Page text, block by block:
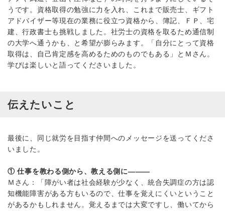
うです。資格取得の勉強に力を入れ、これまで販売士、ギフト
アドバイザー等現在の業務に役立つ資格から、簿記、ＦＰ、宅
建、行政書士も挑戦しました。社労士の資格を取るため通信制
の大学へ通うかも、と希望が膨らみます。「自分にとって資格
取得は、自己肯定感を高めるためのものでもある」とＭさん。
学びは楽しいと語ってくださいました。
伝えたいこと
最後に、同じ就労を目指す仲間へのメッセージを送ってくださ
いました。
① 仕事を教わる側から、教える側に―――
Ｍさん：「障がい者は社会経験が少なく、統合失調症の方は認
知機能障害がある方もいるので、仕事を覚えにくいということ
があるかもしれません。覚えるまでは大変ですし、働いてから